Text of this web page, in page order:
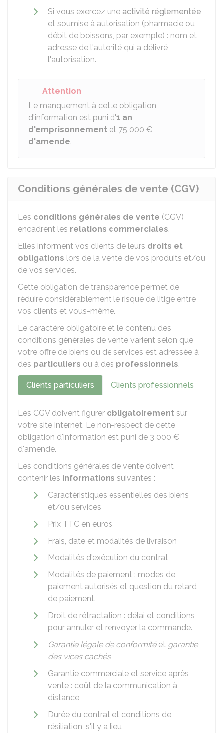
Si vous exercez une activité réglementée
et soumise à autorisation (pharmacie ou
débit de boissons, par exemple) : nom et
adresse de l'autorité qui a délivré
l'autorisation.
Attention
Le manquement à cette obligation
d'information est puni d'1 an
d'emprisonnement et 75 000 €
d'amende.
Conditions générales de vente (CGV)
Les conditions générales de vente (CGV)
encadrent les relations commerciales.
Elles informent vos clients de leurs droits et
obligations lors de la vente de vos produits et/ou
de vos services.
Cette obligation de transparence permet de
réduire considérablement le risque de litige entre
vos clients et vous-même.
Le caractère obligatoire et le contenu des
conditions générales de vente varient selon que
votre offre de biens ou de services est adressée à
des particuliers ou à des professionnels.
Clients particuliers Clients professionnels
Les CGV doivent figurer obligatoirement sur
votre site internet. Le non-respect de cette
obligation d'information est puni de 3 000 €
d'amende.
Les conditions générales de vente doivent
contenir les informations suivantes :
Caractéristiques essentielles des biens
et/ou services
Prix TTC en euros
Frais, date et modalités de livraison
Modalités d'exécution du contrat
Modalités de paiement : modes de
paiement autorisés et question du retard
de paiement.
Droit de rétractation : délai et conditions
pour annuler et renvoyer la commande.
Garantie légale de conformitéet garantie
des vices cachés
Garantie commerciale et service après
vente : coût de la communication à
distance
Durée du contrat et conditions de
résiliation, s'il y a lieu